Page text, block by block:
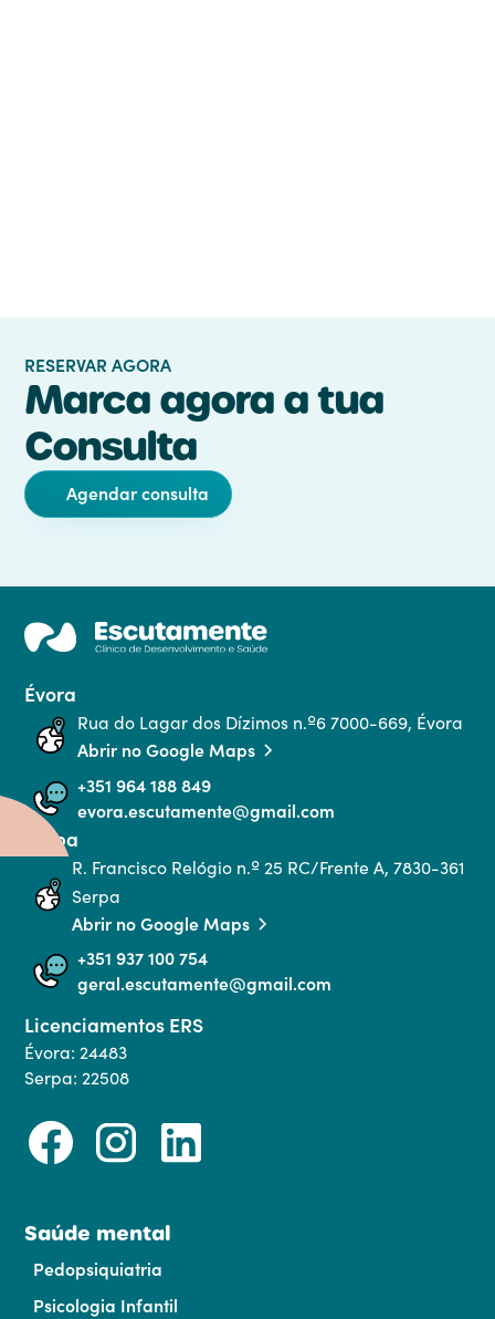
RESERVAR AGORA
Marca agora a tua
Consulta
Agendar consulta
Évora
Rua do Lagar dos Dízimos n.º6 7000-669, Évora
Abrir no Google Maps
+351 964 188 849
evora.escutamente@gmail.com
Serpa
R. Francisco Relógio n.º 25 RC/Frente A, 7830-361
Serpa
Abrir no Google Maps
+351 937 100 754
geral.escutamente@gmail.com
Licenciamentos ERS
Évora: 24483
Serpa: 22508
Saúde mental
Pedopsiquiatria
Psicologia Infantil